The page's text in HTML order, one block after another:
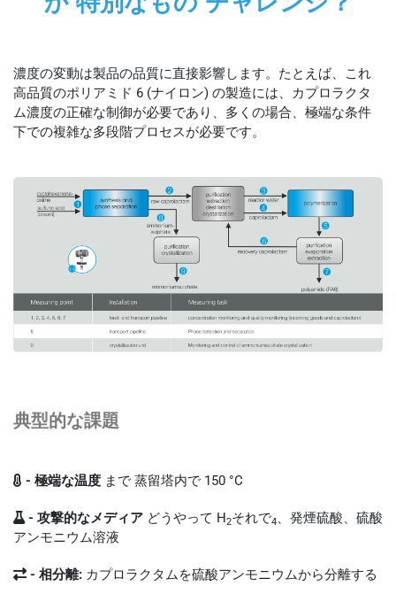
濃度の変動は製品の品​​質に直接影響します。たとえば、これ
高品質のポリアミド 6 (ナイロン) の製造には、カプロラクタ
ム濃度の正確な制御が必要であり、多くの場合、極端な条件
下での複雑な多段階プロセスが必要です。
典型的な課題
- 極端な温度 まで 蒸留塔内で 150 °C
- 攻撃的なメディア どうやって H2それで4、発煙硫酸、硫酸
アンモニウム溶液
- 相分離: カプロラクタムを硫酸アンモニウムから分離する